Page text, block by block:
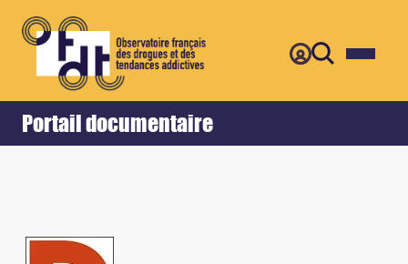
Portail documentaire
Accueil Retour
Vol.21, n°1 - Août 2023 - Non thématique